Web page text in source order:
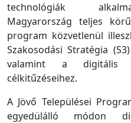
technológiák
Magyarország teljes
program közvetlenül
Szakosodási Stratégia
valamint a digitális
célkitűzéseihez.
A Jövő Települései
egyedülálló módon